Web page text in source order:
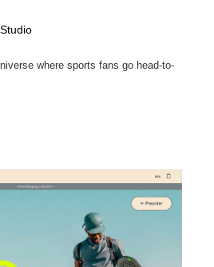
where sports fans go head-to-